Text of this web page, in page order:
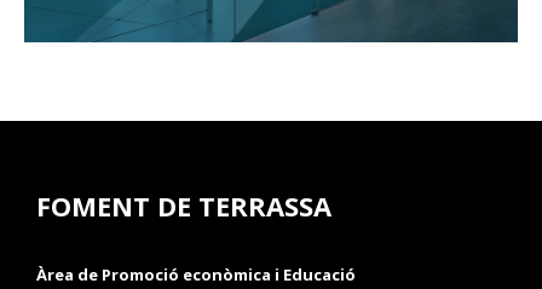
FOMENT DE TERRASSA
Àrea de Promoció econòmica i Educació